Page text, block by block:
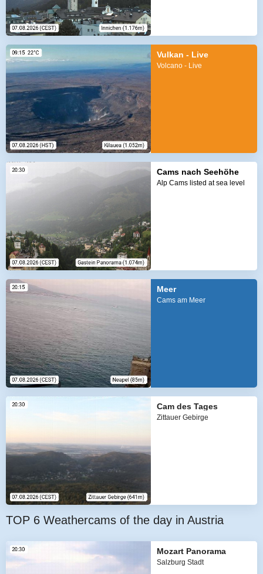
Vulkan - Live
Volcano - Live
Cams nach Seehöhe
Alp Cams listed at sea level
Meer
Cams am Meer
Cam des Tages
Zittauer Gebirge
TOP 6 Weathercams of the day in Austria
Mozart Panorama
Salzburg Stadt